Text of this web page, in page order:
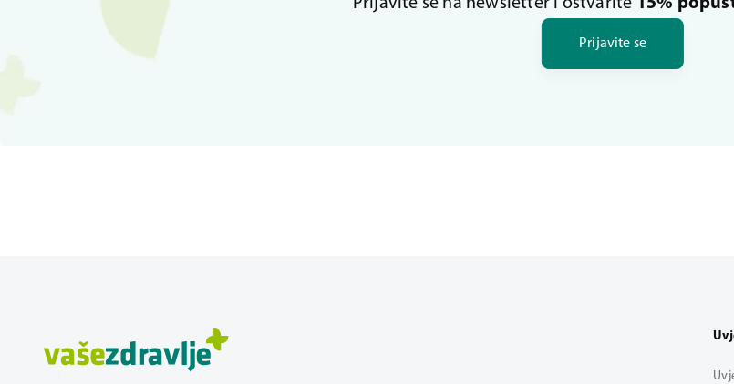
Prijavite se na newsletter i ostvarite 15%
Prijavite se